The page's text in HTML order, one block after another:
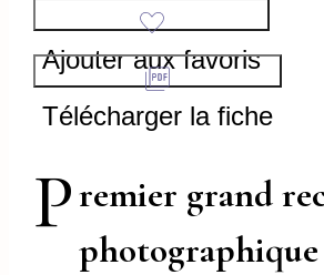
Ajouter aux favoris
Télécharger la fiche
Premier grand
photographique